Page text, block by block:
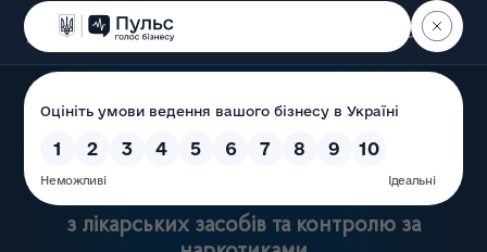
Пошук
Державна служба України
з лікарських засобів та контролю за